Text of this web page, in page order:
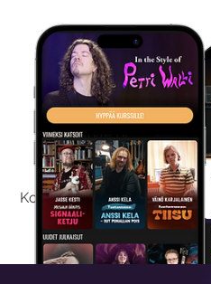
Kokeile
Kokeilemalla ilmaiseksi
viikon